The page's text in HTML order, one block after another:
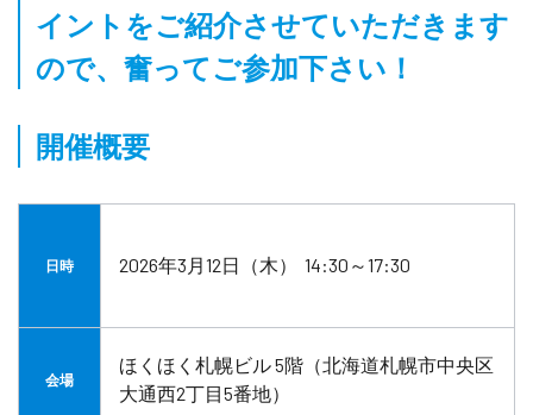
イントをご紹介させていただきます
ので、奮ってご参加下さい！
開催概要
日時 2026年3月12日（木） 14:30～17:30
会場
ほくほく札幌ビル 5階（北海道札幌市中央区
大通西2丁目5番地）